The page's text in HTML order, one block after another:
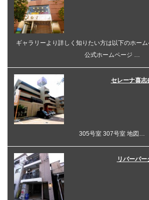
ギャラリーより詳しく知りたい方は以下のホーム
公式ホームページ …
セレーナ喜志
305号室 307号室 地図…
リバーパー